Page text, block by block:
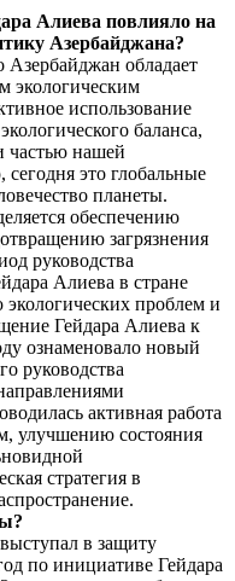
Алиева повлияло на
Азербайджана?
Азербайджан обладает
экологическим
использование
баланса,
частью нашей
это глобальные
планеты.
обеспечению
загрязнения
руководства
Алиева в стране
проблем и
Гейдара Алиева к
ознаменовало новый
руководства
активная работа
улучшению состояния
стратегия в
в защиту
по инициативе Гейдара